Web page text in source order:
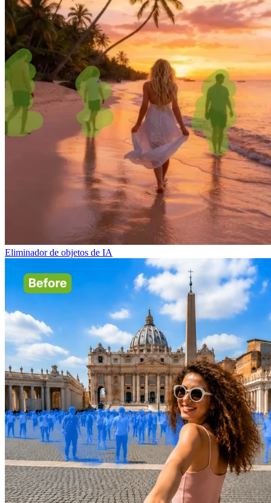
Eliminador de objetos de IA